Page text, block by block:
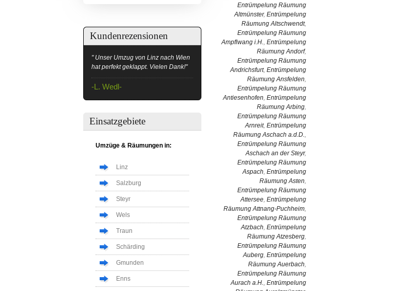
Entrümpelung Räumung
Altmünster, Entrümpelung
Räumung Altschwendt,
Entrümpelung Räumung
Ampflwang i.H.
Entrümpelung
Räumung Andorf,
Entrümpelung Räumung
Andrichsfurt, Entrümpelung
Räumung Ansfelden
Entrümpelung Räumung
Antiesenhofen Entrümpelung
Räumung Arbing
Entrümpelung Räumung
Arnreit, Entrümpelung
Räumung Aschach a.d.D.
Entrümpelung Räumung
Aschach an der Steyr,
Entrümpelung Räumung
Aspach Entrümpelung
Räumung Asten
Entrümpelung Räumung
Attersee Entrümpelung
Räumung Attnang-Puchheim
Entrümpelung Räumung
Atzbach Entrümpelung
Räumung Atzesberg
Entrümpelung Räumung
Auberg Entrümpelung
Räumung Auerbach
Entrümpelung Räumung
Aurach a.H.
Entrümpelung
Kundenrezensionen
" Unser Umzug von Linz nach Wien
hat perfekt geklappt. Vielen Dank!"
-L. Wedl-
Einsatzgebiete
Umzüge & Räumungen in:
Linz
Salzburg
Steyr
Wels
Traun
Schärding
Gmunden
Enns